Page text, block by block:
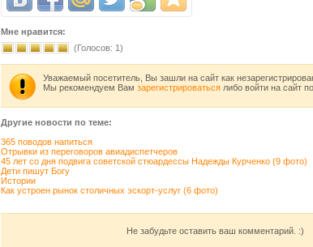
Мне нравится:
(Голосов: 1)
Уважаемый посетитель, Вы зашли на сайт как
Мы рекомендуем Вам зарегистрироваться либо войти на сайт
Другие новости по теме:
365 поводов напиться
Отрывки из переговоров авиадиспетчеров
45 лет со дня подвига советской стюардессы Надежды Курченко (9 фото)
Дети пишyт Богy
Истории
Как устроен рынок столичных эскорт-услуг (6 фото)
Не забудьте оставить ваш комментарий. :)